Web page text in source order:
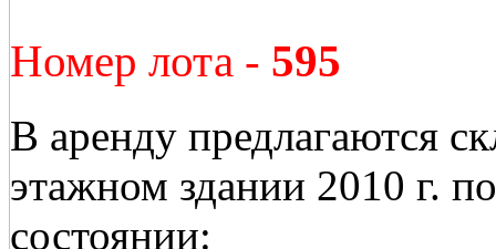
Номер лота - 595
В аренду предлагаются
этажном здании 2010 г.
состоянии: